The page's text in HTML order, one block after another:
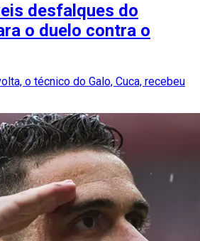
desfalques do
o duelo contra o
o técnico do Galo, Cuca, recebeu